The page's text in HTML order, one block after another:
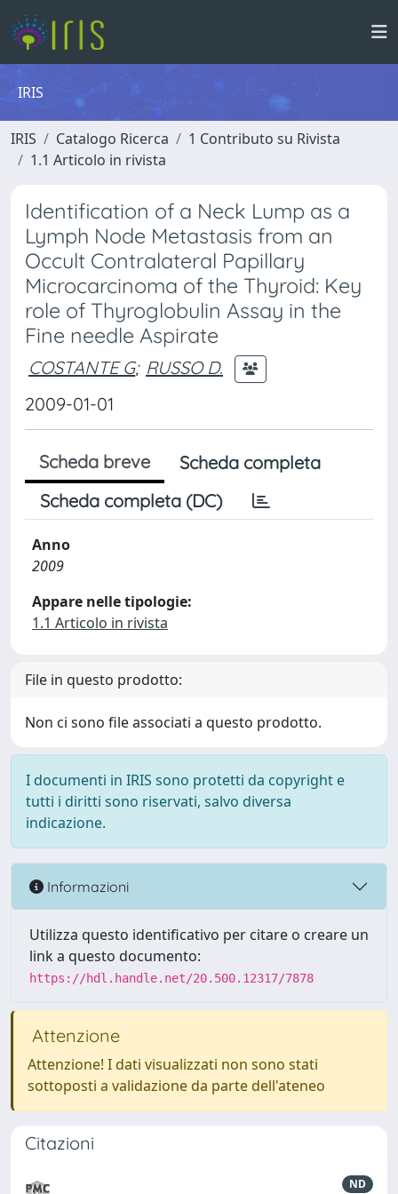
IRIS
IRIS Catalogo Ricerca
1 Contributo su Rivista
1.1 Articolo in rivista
Identification of a Neck Lump as a
Lymph Node Metastasis from an
Occult Contralateral Papillary
Microcarcinoma of the Thyroid: Key
role of Thyroglobulin Assay in the
Fine needle Aspirate
COSTANTE G; RUSSO D.
2009-01-01
Scheda breve
Scheda completa
Scheda completa (DC)
Anno
2009
Appare nelle tipologie:
1.1 Articolo in rivista
File in questo prodotto:
Non ci sono file associati a questo prodotto.
I documenti in IRIS sono protetti da copyright e
tutti i diritti sono riservati, salvo diversa
indicazione.
Informazioni
Utilizza questo identificativo per citare o creare un
link a questo documento:
https://hdl.handle.net/20.500.12317/7878
Attenzione
Attenzione! I dati visualizzati non sono stati
sottoposti a validazione da parte dell'ateneo
Citazioni
ND